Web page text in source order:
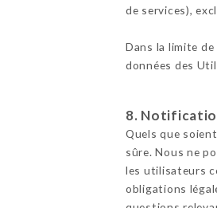
de services),
Dans la limite
données des
8.
Quels que
sûre. Nous ne
les utilisateurs
obligations